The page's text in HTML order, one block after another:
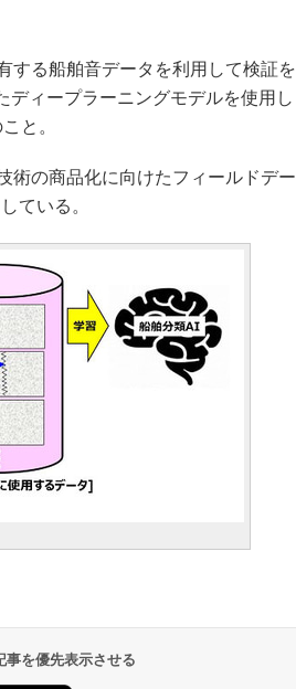
る船舶音データを利用して検証を
ディープラーニングモデルを使用し
と。
の商品化に向けたフィールドデー
ている。
を優先表示させる